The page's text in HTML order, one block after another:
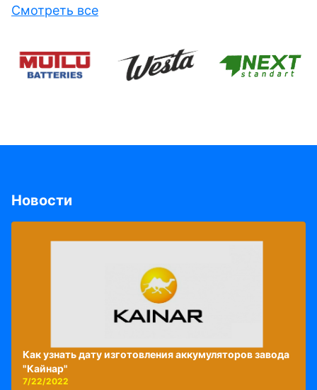
Смотреть все
Новости
Как узнать дату изготовления аккумуляторов завода
"Кайнар"
7/22/2022